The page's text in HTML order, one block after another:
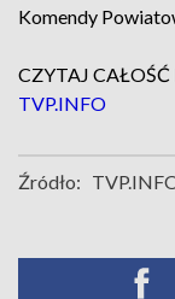
Komendy
CZYTAJ CAŁOŚĆ
TVP.INFO
Źródło: